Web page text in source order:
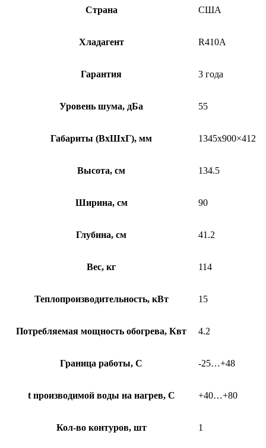
Страна США
Хладагент R410A
Гарантия 3 года
Уровень шума, дБа 55
Габариты (ВхШхГ), мм 1345х900×412
Высота, см 134.5
Ширина, см 90
Глубина, см 41.2
Вес, кг 114
Теплопроизводительность, кВт 15
Потребляемая мощность обогрева, Квт 4.2
Граница работы, С -25…+48
t производимой воды на нагрев, С +40…+80
Кол-во контуров, шт 1